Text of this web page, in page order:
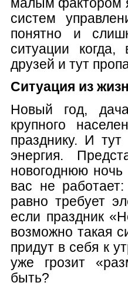
малым фактором
систем
понятно и
ситуации
друзей и тут
Ситуация из
Новый год,
крупного
празднику. И
энергия.
новогоднюю
вас не
равно требует
если праздник
возможно такая
придут в себя к
уже грозит
быть?